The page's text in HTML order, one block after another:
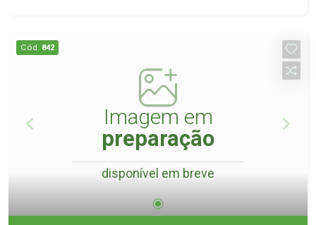
Cód. 842
Imagem em
preparação
disponível em breve